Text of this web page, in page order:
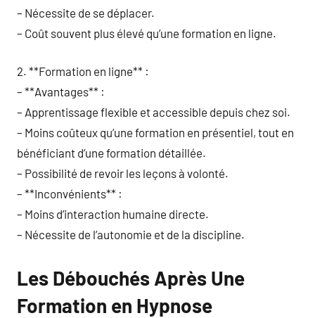
– Nécessite de se déplacer.
– Coût souvent plus élevé qu’une formation en ligne.
2. **Formation en ligne** :
– **Avantages** :
– Apprentissage flexible et accessible depuis chez soi.
– Moins coûteux qu’une formation en présentiel, tout en
bénéficiant d’une formation détaillée.
– Possibilité de revoir les leçons à volonté.
– **Inconvénients** :
– Moins d’interaction humaine directe.
– Nécessite de l’autonomie et de la discipline.
Les Débouchés Après Une
Formation en Hypnose